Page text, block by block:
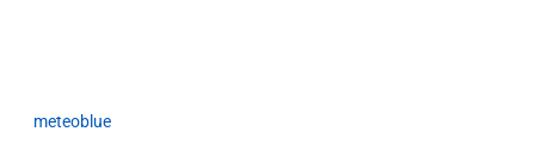
meteoblue